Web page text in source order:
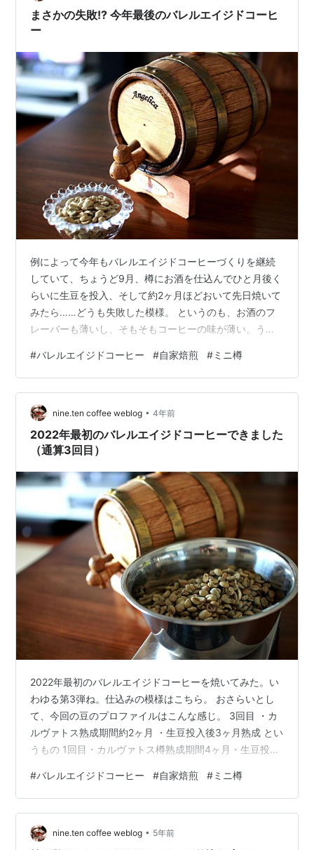
まさかの失敗!? 今年最後のバレルエイジドコーヒ
ー
例によって今年もバレルエイジドコーヒーづくりを継続
していて、ちょうど9月、樽にお酒を仕込んでひと月後く
らいに生豆を投入、そして約2ヶ月ほどおいて先日焼いて
みたら……どうも失敗した模様。 というのも、お酒のフ
レーバーも薄いし、そもそもコーヒーの味が薄い。うー
が飛びまくっていたのも気になっていたんだけれど、じ
つはその前にトリガーと思われる事象があった。 お酒を
樽に入れて“樽にお酒を吸わせている”フェーズ、時間にし
てお酒を入れて3週間後くらいでのできごと。 「なかに
お酒入ってるの？」「入ってるよ」「なにが入ってる
の？」「ジョニーウォーカーのレッドラ…
#バレルエイジドコーヒー #自家焙煎 #ミニ樽
nine.ten coffee weblog • 4年前
2022年最初のバレルエイジドコーヒーできました
（通算3回目）
2022年最初のバレルエイジドコーヒーを焼いてみた。い
わゆる第3弾ね。仕込みの模様はこちら。 おさらいとし
て、今回の豆のプロファイルはこんな感じ。 3回目 ・カ
ルヴァトス熟成期間約2ヶ月 ・生豆投入後3ヶ月熟成 とい
うもの 1回目・カルヴァトス樽熟成期間4ヶ月・生豆投入
投入後2ヶ月熟成 あと前回との違いは、より強い風味を
出すべく、樽の準備段階で水を入れずに、いきなりお酒
を入れたこと。 さあ、結果やいかに!? 樽から出した豆
は、例によって少し白っぽくなっていた。このへんの変
#バレルエイジドコーヒー #自家焙煎 #ミニ樽
nine.ten coffee weblog • 5年前